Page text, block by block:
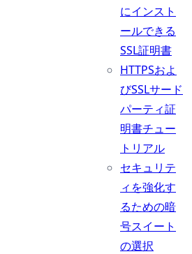
にインスト
ールできる
SSL証明書
HTTPSおよ
びSSLサード
パーティ証
明書チュー
トリアル
セキュリテ
ィを強化す
るための暗
号スイート
の選択